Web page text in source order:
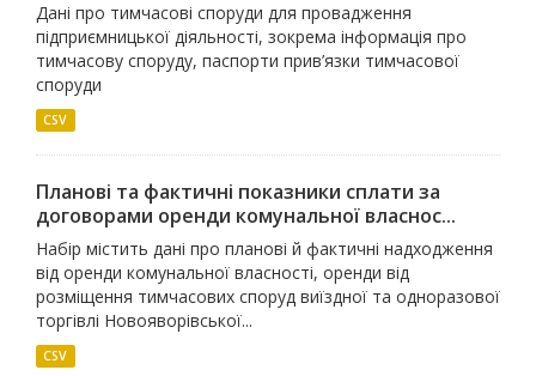
Дані про тимчасові споруди для провадження
підприємницької діяльності, зокрема інформація про
тимчасову споруду, паспорти прив’язки тимчасової
споруди
CSV
Планові та фактичні показники сплати за
договорами оренди комунальної власнос...
Набір містить дані про планові й фактичні надходження
від оренди комунальної власності, оренди від
розміщення тимчасових споруд виїздної та одноразової
торгівлі Новояворівської...
CSV